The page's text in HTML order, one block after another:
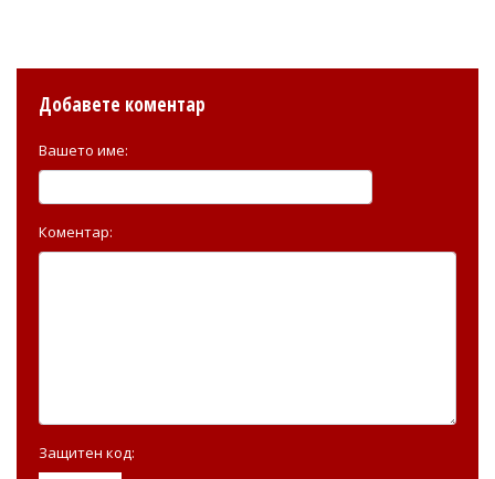
Добавете коментар
Вашето име:
Коментар:
Защитен код: